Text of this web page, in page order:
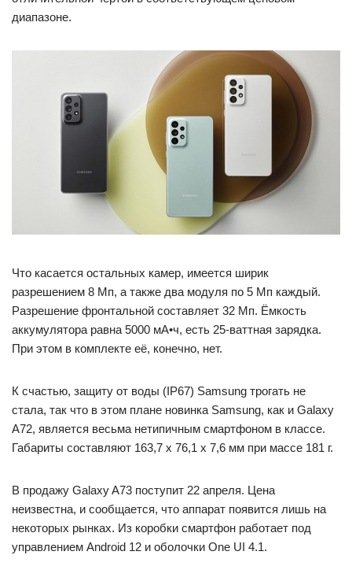
диапазоне.
Что касается остальных камер, имеется ширик
разрешением 8 Мп, а также два модуля по 5 Мп каждый.
Разрешение фронтальной составляет 32 Мп. Ёмкость
аккумулятора равна 5000 мА•ч, есть 25-ваттная зарядка.
При этом в комплекте её, конечно, нет.
К счастью, защиту от воды (IP67) Samsung трогать не
стала, так что в этом плане новинка Samsung, как и Galaxy
A72, является весьма нетипичным смартфоном в классе.
Габариты составляют 163,7 х 76,1 х 7,6 мм при массе 181 г.
В продажу Galaxy A73 поступит 22 апреля. Цена
неизвестна, и сообщается, что аппарат появится лишь на
некоторых рынках. Из коробки смартфон работает под
управлением Android 12 и оболочки One UI 4.1.